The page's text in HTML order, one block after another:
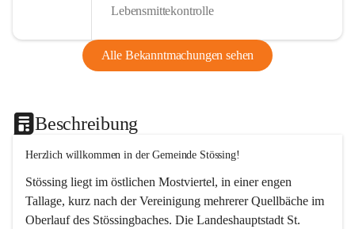
Lebensmittekontrolle
Alle Bekanntmachungen sehen
Beschreibung
Herzlich willkommen in der Gemeinde Stössing!
Stössing liegt im östlichen Mostviertel, in einer engen
Tallage, kurz nach der Vereinigung mehrerer Quellbäche im
Oberlauf des Stössingbaches. Die Landeshauptstadt St.